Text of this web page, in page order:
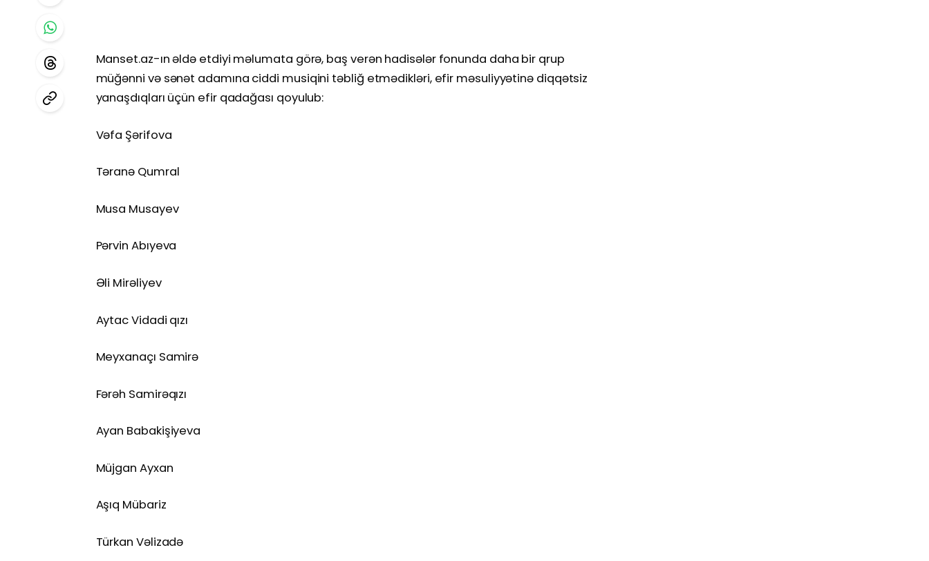
Manset.az-ın əldə etdiyi məlumata görə, baş verən hadisələr fonunda daha bir qrup
müğənni və sənət adamına ciddi musiqini təbliğ etmədikləri, efir məsuliyyətinə diqqətsiz
yanaşdıqları üçün efir qadağası qoyulub:
Vəfa Şərifova
Təranə Qumral
Musa Musayev
Pərvin Abıyeva
Əli Mirəliyev
Aytac Vidadi qızı
Meyxanaçı Samirə
Fərəh Samirəqızı
Ayan Babakişiyeva
Müjgan Ayxan
Aşıq Mübariz
Türkan Vəlizadə